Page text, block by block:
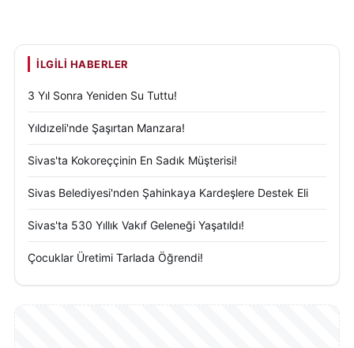
İLGILI HABERLER
3 Yıl Sonra Yeniden Su Tuttu!
Yıldızeli'nde Şaşırtan Manzara!
Sivas'ta Kokoreççinin En Sadık Müşterisi!
Sivas Belediyesi'nden Şahinkaya Kardeşlere Destek Eli
Sivas'ta 530 Yıllık Vakıf Geleneği Yaşatıldı!
Çocuklar Üretimi Tarlada Öğrendi!